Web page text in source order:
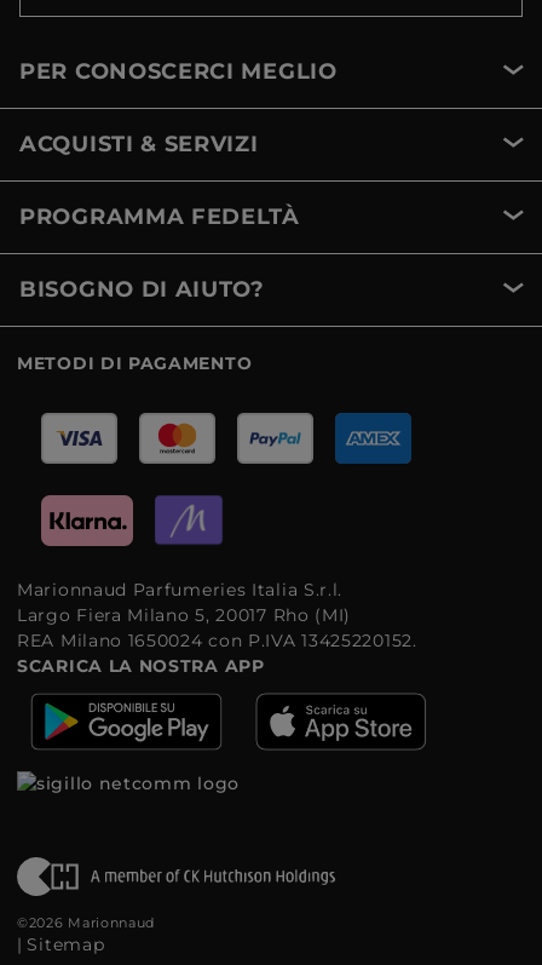
PER CONOSCERCI MEGLIO
ACQUISTI & SERVIZI
PROGRAMMA FEDELTÀ
BISOGNO DI AIUTO?
METODI DI PAGAMENTO
Marionnaud Parfumeries Italia S.r.l.
Largo Fiera Milano 5, 20017 Rho (MI)
REA Milano 1650024 con P.IVA 13425220152.
SCARICA LA NOSTRA APP
©2026 Marionnaud
| Sitemap